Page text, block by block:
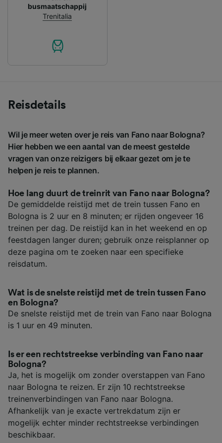
busmaatschappij
Trenitalia
Reisdetails
Wil je meer weten over je reis van Fano naar Bologna?
Hier hebben we een aantal van de meest gestelde
vragen van onze reizigers bij elkaar gezet om je te
helpen je reis te plannen.
Hoe lang duurt de treinrit van Fano naar Bologna?
De gemiddelde reistijd met de trein tussen Fano en
Bologna is 2 uur en 8 minuten; er rijden ongeveer 16
treinen per dag. De reistijd kan in het weekend en op
feestdagen langer duren; gebruik onze reisplanner op
deze pagina om te zoeken naar een specifieke
reisdatum.
Wat is de snelste reistijd met de trein tussen Fano
en Bologna?
De snelste reistijd met de trein van Fano naar Bologna
is 1 uur en 49 minuten.
Is er een rechtstreekse verbinding van Fano naar
Bologna?
Ja, het is mogelijk om zonder overstappen van Fano
naar Bologna te reizen. Er zijn 10 rechtstreekse
treinenverbindingen van Fano naar Bologna.
Afhankelijk van je exacte vertrekdatum zijn er
mogelijk echter minder rechtstreekse verbindingen
beschikbaar.